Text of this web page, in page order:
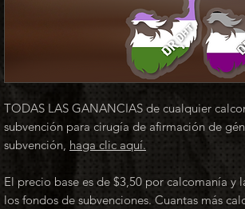
TODAS LAS GANANCIAS de cualquier
subvención para cirugía de afirmación de
subvención, haga clic aquí.
El precio base es de $3,50 por calcomanía y
los fondos de subvenciones. Cuantas más